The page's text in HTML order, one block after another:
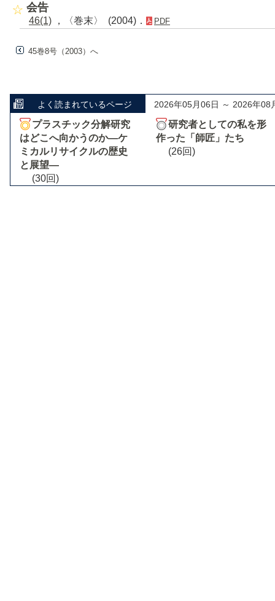
会告
46(1) ，〈巻末〉 (2004)． PDF
45巻8号（2003）へ
よく読まれているページ 2026年05月06日 ～ 2026年08
プラスチック分解研究
はどこへ向かうのか―ケ
ミカルリサイクルの歴史
と展望―
(30回)
研究者としての私を形
作った「師匠」たち
(26回)